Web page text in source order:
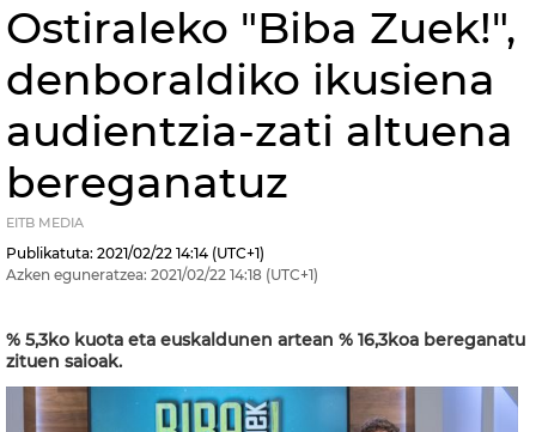
Ostiraleko "Biba Zuek!",
denboraldiko ikusiena
audientzia-zati altuena
bereganatuz
EITB MEDIA
Publikatuta: 2021/02/22 14:14 (UTC+1)
Azken eguneratzea: 2021/02/22 14:18 (UTC+1)
% 5,3ko kuota eta euskaldunen artean % 16,3koa bereganatu
zituen saioak.